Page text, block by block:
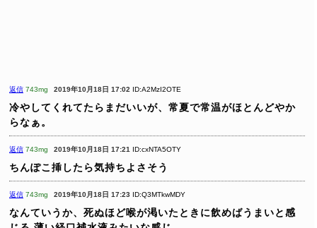
返信 743mg 2019年10月18日 17:02 ID:A2MzI2OTE
冷やしてくれてたらまだいいが、常夏で常温がほとんどやか
らなぁ。
返信 743mg 2019年10月18日 17:21 ID:cxNTA5OTY
ちんぽこ挿したら気持ちよさそう
返信 743mg 2019年10月18日 17:23 ID:Q3MTkwMDY
なんていうか、死ぬほど喉が渇いたときに飲めばうまいと感